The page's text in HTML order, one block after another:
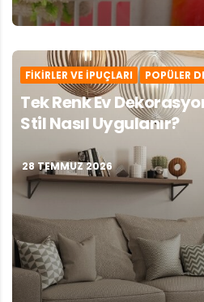
FIKIRLER VE İPUÇLARI POPÜLER
Tek Renk Ev
Stil Nasıl Uygulanır?
28 TEMMUZ 2026